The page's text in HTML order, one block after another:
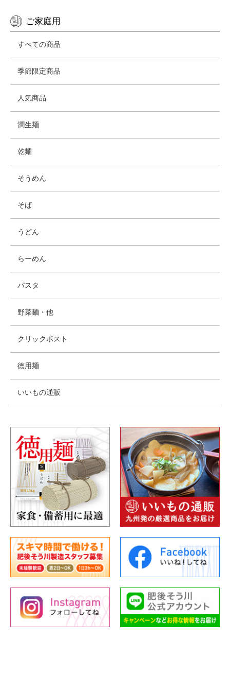
ご家庭用
すべての商品
季節限定商品
人気商品
潤生麺
乾麺
そうめん
そば
うどん
らーめん
パスタ
野菜麺・他
クリックポスト
徳用麺
いいもの通販